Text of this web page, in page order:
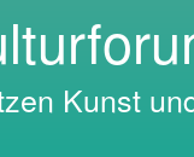
Kunst